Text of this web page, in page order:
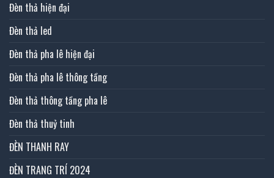
Đèn thả hiện đại
Đèn thả led
Đèn thả pha lê hiện đại
Đèn thả pha lê thông tầng
Đèn thả thông tầng pha lê
Đèn thả thuỷ tinh
ĐÈN THANH RAY
ĐÈN TRANG TRÍ 2024